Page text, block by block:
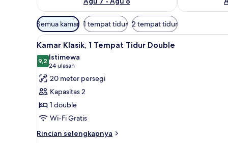
Filter
tersedia
untuk
kamar
Semua kamar 1 tempat tidur 2 tempat tidur
Lihat
semua
foto
untuk
Kamar
Klasik,
1
Tempat
Tidur
Kamar Klasik, 1 Tempat Tidur
8
Kamar Klasik, 1 Tempat Tidur Double
9,29,2 dari 10
Istimewa
24 ulasan
(24
ulasan)
20 meter persegi
Kapasitas 2
1 double
Wi-Fi Gratis
Rincian selengkapnya
Rincian